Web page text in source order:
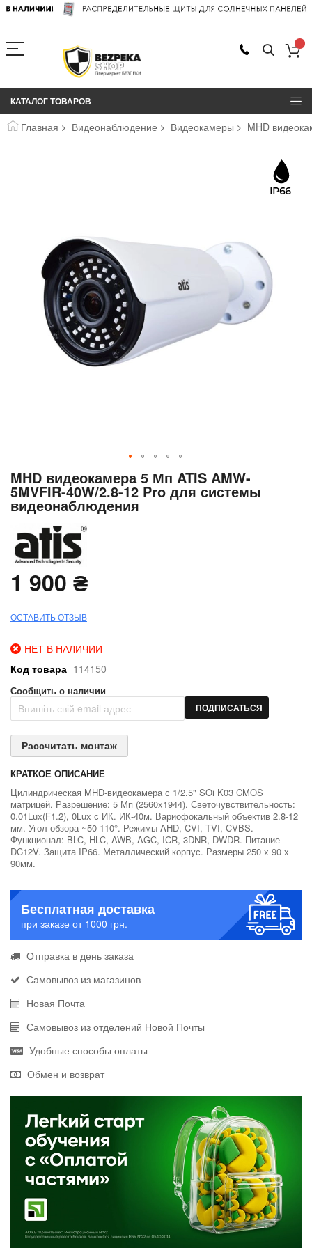
КАТАЛОГ ТОВАРОВ
Главная Видеонаблюдение Видеокамеры MHD
Перейти
началу
галереи
MHD видеокамера 5 Мп ATIS AMW-
5MVFIR-40W/2.8-12 Pro для системы
видеонаблюдения
1 900 ₴
ОСТАВИТЬ ОТЗЫВ
НЕТ В НАЛИЧИИ
Код товара 114150
Сообщить о наличии
ПОДПИСАТЬСЯ
Рассчитать монтаж
КРАТКОЕ ОПИСАНИЕ
Цилиндрическая MHD-видеокамера с 1/2.5" SOi K03 CMOS
матрицей. Разрешение: 5 Мп (2560x1944). Светочувствительность:
0.01Lux(F1.2), 0Lux с ИК. ИК-40м. Вариофокальный объектив 2.8-12
мм. Угол обзора ~50-110°. Режимы AHD, CVI, TVI, CVBS.
Функционал: BLC, HLC, AWB, AGC, ICR, 3DNR, DWDR. Питание
DC12V. Защита IP66. Металлический корпус. Размеры 250 х 90 х
90мм.
Бесплатная доставка
при заказе от 1000 грн.
Отправка в день заказа
Самовывоз из магазинов
Новая Почта
Самовывоз из отделений Новой Почты
Удобные способы оплаты
Обмен и возврат